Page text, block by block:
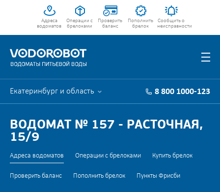
Адреса
водоматов
Операции с
брелоками
Проверить
баланс
Пополнить
брелок
Сообщить о
неисправности
Екатеринбург и область 8 800 1000-123
ВОДОМАТ № 157 - РАСТОЧНАЯ,
15/9
Адреса водоматов Операции с брелоками Купить брелок
Проверить баланс Пополнить брелок Пункты Фрисби